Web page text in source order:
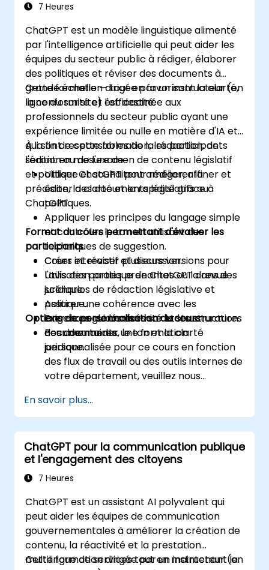
7 Heures
ChatGPT est un modèle linguistique alimenté
par l'intelligence artificielle qui peut aider les
équipes du secteur public à rédiger, élaborer
des politiques et réviser des documents à
grande échelle — tout en favorisant la clarté,
la conformité et l'efficacité.
Cette formation dirigée par un instructeur (en
ligne ou sur site) est destinée aux
professionnels du secteur public ayant une
expérience limitée ou nulle en matière d'IA et
qui sont responsables de la rédaction, de
l'édition ou de l'examen de contenu législatif
et politique et souhaitent améliorer la
précision, la clarté et la rapidité grâce à
ChatGPT.
À la fin de cette formation, les participants
seront en mesure de :
Utiliser ChatGPT pour rédiger, affiner et
éditer des documents législatifs ou
politiques.
Appliquer les principes du langage simple
et contrôler le ton en utilisant des
techniques de suggestion.
Créer et réviser plusieurs versions pour
l'avis des parties prenantes ou la revue
juridique.
Assurer une cohérence avec les
exigences de conformité et les structures
documentaires.
Format du cours permettant d'évaluer les
participants
Cours interactif et discussion.
Utilisation pratique de ChatGPT dans des
scénarios de rédaction législative et
politique.
Exercices guidés axés sur la structuration
des documents, le ton et la clarté
juridique.
Options de personnalisation du cours
Pour demander une formation
personnalisée pour ce cours en fonction
des flux de travail ou des outils internes de
votre département, veuillez nous
En savoir plus...
ChatGPT pour la communication publique
et l'engagement des citoyens
7 Heures
ChatGPT est un assistant AI polyvalent qui
peut aider les équipes de communication
gouvernementales à améliorer la création de
contenu, la réactivité et la prestation
multilingue de services tout en maintenant la
Cette formation dirigée par un instructeur (en